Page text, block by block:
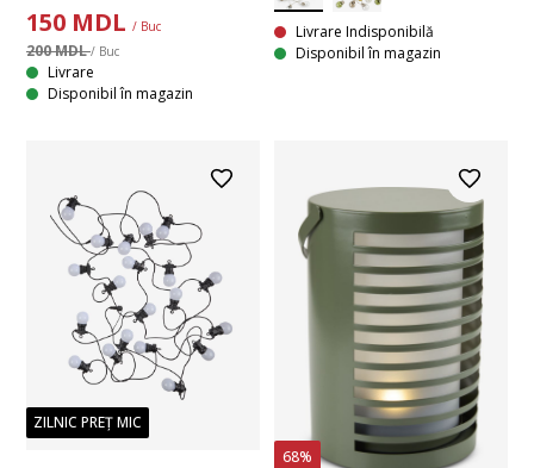
150 MDL / Buc
200 MDL/ Buc
Livrare
Disponibil în magazin
Livrare Indisponibilă
Disponibil în magazin
ZILNIC PREȚ MIC
68%